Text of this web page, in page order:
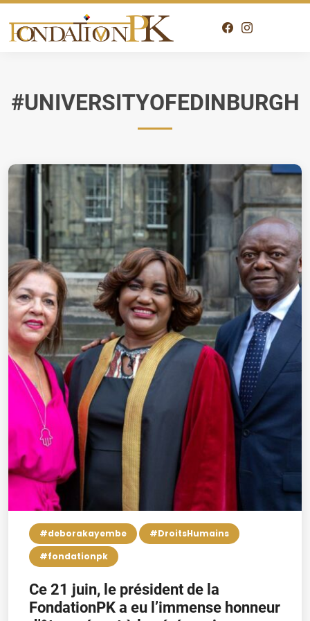
#UNIVERSITYOFEDINBURGH
#deborakayembe
#DroitsHumains
#fondationpk
Ce 21 juin, le président de la
FondationPK a eu l’immense honneur